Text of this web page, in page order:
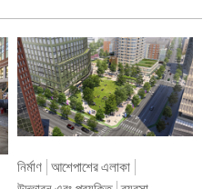
নির্মাণ আশেপাশের এলাকা